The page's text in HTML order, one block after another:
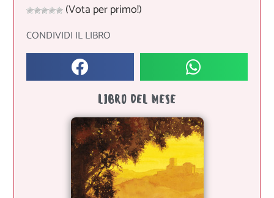
(Vota per primo!)
CONDIVIDI IL LIBRO
LIBRO DEL MESE